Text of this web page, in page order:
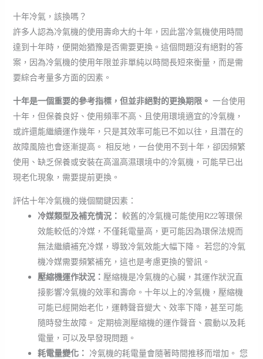
十年冷氣，該換嗎？
許多人認為冷氣機的使用壽命大約十年，因此當冷氣機使用時間
達到十年時，便開始猶豫是否需要更換。這個問題沒有絕對的答
案，因為冷氣機的使用年限並非單純以時間長短來衡量，而是需
要綜合考量多方面的因素。
十年是一個重要的參考指標，但並非絕對的更換期限。 一台使用
十年，但保養良好、使用頻率不高、且使用環境適宜的冷氣機，
或許還能繼續運作幾年，只是其效率可能已不如以往，且潛在的
故障風險也會逐漸提高。 相反地，一台使用不到十年，卻因頻繁
使用、缺乏保養或安裝在高溫高濕環境中的冷氣機，可能早已出
現老化現象，需要提前更換。
評估十年冷氣機的幾個關鍵因素：
冷媒類型及補充情況： 較舊的冷氣機可能使用R22等環保
效能較低的冷媒，不僅耗電量高，更可能因為環保法規而
無法繼續補充冷媒，導致冷氣效能大幅下降。 若您的冷氣
機冷媒需要頻繁補充，這也是考慮更換的警訊。
壓縮機運作狀況： 壓縮機是冷氣機的心臟，其運作狀況直
接影響冷氣機的效率和壽命。十年以上的冷氣機，壓縮機
可能已經開始老化，運轉聲音變大、效率下降，甚至可能
隨時發生故障。 定期檢測壓縮機的運作聲音、震動以及耗
電量，可以及早發現問題。
耗電量變化： 冷氣機的耗電量會隨著時間推移而增加。 您